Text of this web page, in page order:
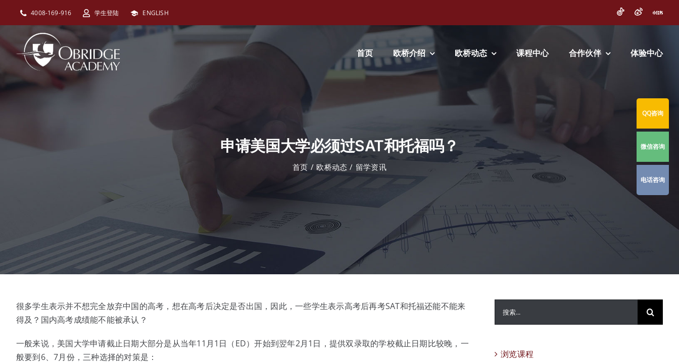
4008-169-916 学生登陆 ENGLISH
首页 欧桥介绍 欧桥动态 课程中心 合作伙伴 体验中心
申请美国大学必须过SAT和托福吗？
首页 欧桥动态 留学资讯
很多学生表示并不想完全放弃中国的高考，想在高考后决定是否出国，因此，一些学生表示高考后再考SAT和托福还能不能来
得及？国内高考成绩能不能被承认？
一般来说，美国大学申请截止日期大部分是从当年11月1日（ED）开始到翌年2月1日，提供双录取的学校截止日期比较晚，一
般要到6、7月份，三种选择的对策是：
索：
浏览课程
QQ咨询
微信咨询
电话咨询